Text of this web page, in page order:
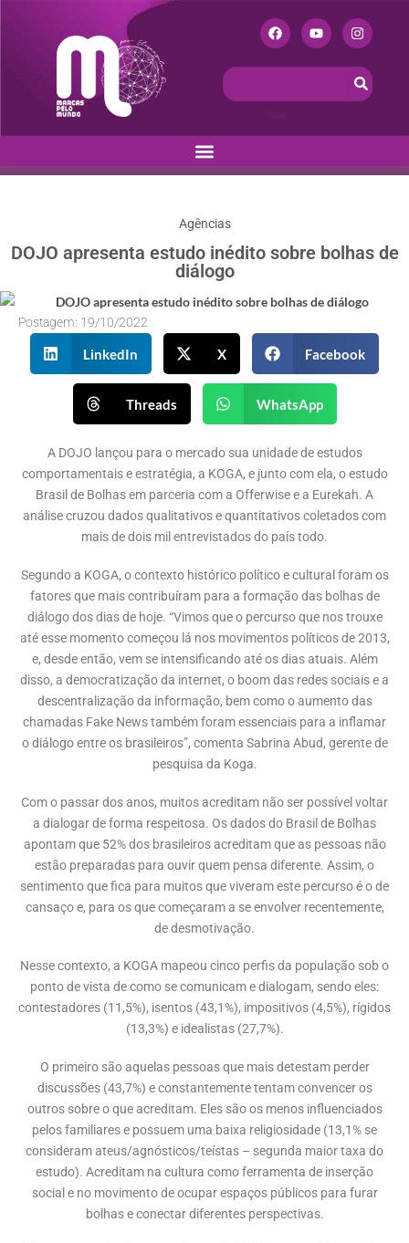
Agências
DOJO apresenta estudo inédito sobre bolhas de
diálogo
Postagem: 19/10/2022
LinkedIn X Facebook
Threads WhatsApp
A DOJO lançou para o mercado sua unidade de estudos
comportamentais e estratégia, a KOGA, e junto com ela, o estudo
Brasil de Bolhas em parceria com a Offerwise e a Eurekah. A
análise cruzou dados qualitativos e quantitativos coletados com
mais de dois mil entrevistados do país todo.
Segundo a KOGA, o contexto histórico político e cultural foram os
fatores que mais contribuíram para a formação das bolhas de
diálogo dos dias de hoje. “Vimos que o percurso que nos trouxe
até esse momento começou lá nos movimentos políticos de 2013,
e, desde então, vem se intensificando até os dias atuais. Além
disso, a democratização da internet, o boom das redes sociais e a
descentralização da informação, bem como o aumento das
chamadas Fake News também foram essenciais para a inflamar
o diálogo entre os brasileiros”, comenta Sabrina Abud, gerente de
pesquisa da Koga.
Com o passar dos anos, muitos acreditam não ser possível voltar
a dialogar de forma respeitosa. Os dados do Brasil de Bolhas
apontam que 52% dos brasileiros acreditam que as pessoas não
estão preparadas para ouvir quem pensa diferente. Assim, o
sentimento que fica para muitos que viveram este percurso é o de
cansaço e, para os que começaram a se envolver recentemente,
de desmotivação.
Nesse contexto, a KOGA mapeou cinco perfis da população sob o
ponto de vista de como se comunicam e dialogam, sendo eles:
contestadores (11,5%), isentos (43,1%), impositivos (4,5%), rígidos
(13,3%) e idealistas (27,7%).
O primeiro são aquelas pessoas que mais detestam perder
discussões (43,7%) e constantemente tentam convencer os
outros sobre o que acreditam. Eles são os menos influenciados
pelos familiares e possuem uma baixa religiosidade (13,1% se
consideram ateus/agnósticos/teístas – segunda maior taxa do
estudo). Acreditam na cultura como ferramenta de inserção
social e no movimento de ocupar espaços públicos para furar
bolhas e conectar diferentes perspectivas.